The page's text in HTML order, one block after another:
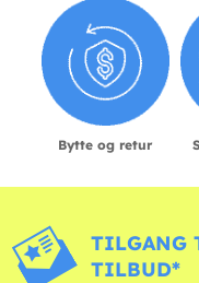
Bytte og retur
TILGANG
TILBUD*